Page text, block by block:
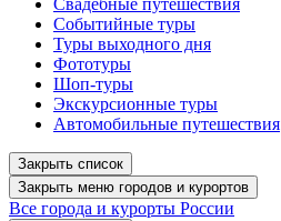
Свадебные путешествия
Событийные туры
Туры выходного дня
Фототуры
Шоп-туры
Экскурсионные туры
Автомобильные путешествия
Закрыть список
Закрыть меню городов и курортов
Все города и курорты России